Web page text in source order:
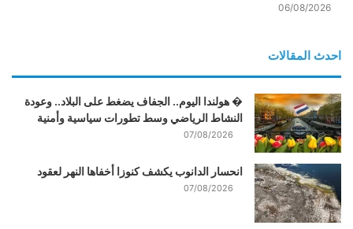
06/08/2026
احدث المقالات
� هولندا اليوم.. الجفاف يضغط على البلاد.. وعودة
النشاط الرياضي وسط تطورات سياسية وأمنية
07/08/2026
انحسار الدانوب يكشف كنوزا أخفاها النهر لعقود
07/08/2026